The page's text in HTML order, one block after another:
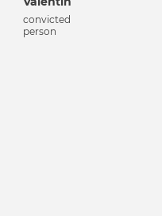
convicted
person